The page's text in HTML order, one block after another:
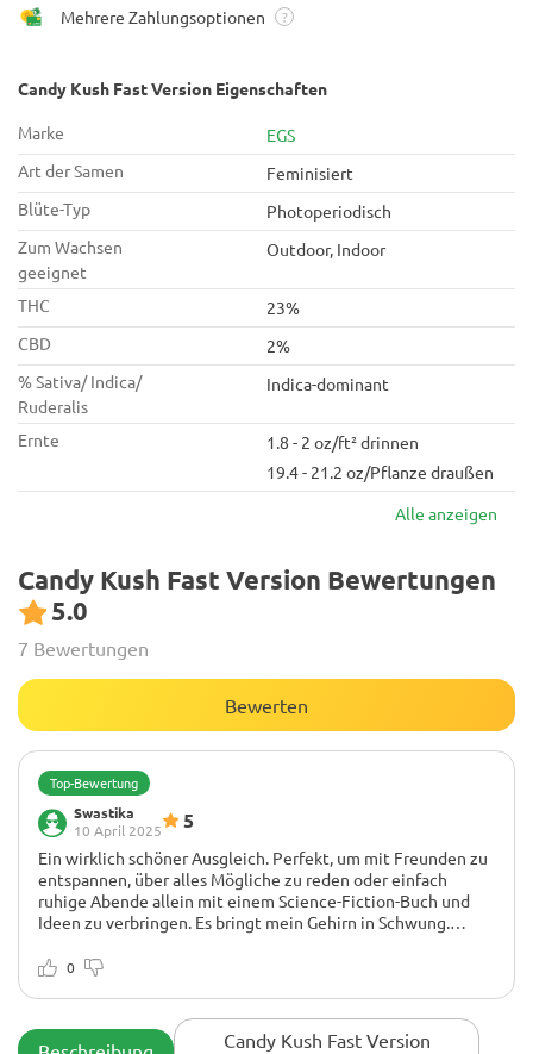
Mehrere Zahlungsoptionen ?
Candy Kush Fast Version Eigenschaften
Marke
EGS
Art der Samen
Feminisiert
Blüte-Typ
Photoperiodisch
Zum Wachsen
geeignet
Outdoor, Indoor
THC
23%
CBD
2%
% Sativa/ Indica/
Ruderalis
Indica-dominant
Ernte
1.8 - 2 oz/ft² drinnen
19.4 - 21.2 oz/Pflanze draußen
Alle anzeigen
Candy Kush Fast Version Bewertungen
5.0
7 Bewertungen
Bewerten
Top-Bewertung
Swastika
10 April 2025
5
Ein wirklich schöner Ausgleich. Perfekt, um mit Freunden zu
entspannen, über alles Mögliche zu reden oder einfach
ruhige Abende allein mit einem Science-Fiction-Buch und
Ideen zu verbringen. Es bringt mein Gehirn in Schwung.
drinnen angebaut.
0
Candy Kush Fast Version